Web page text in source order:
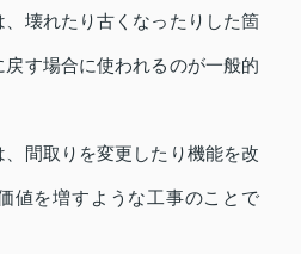
、壊れたり古くなったりした箇
す場合に使われるのが一般的
間取りを変更したり機能を改
値を増すような工事のことで